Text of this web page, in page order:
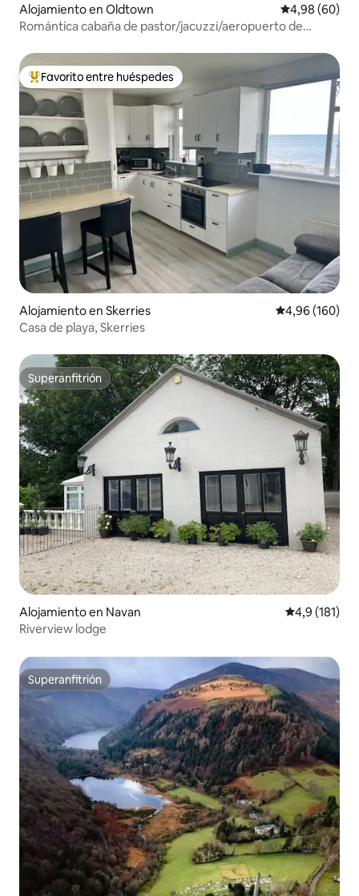
Alojamiento en Oldtown Calificación
4,98 (60)
Romántica cabaña de pastor/jacuzzi/aeropuerto de
Favorito entre los huéspedes más destacados
Favorito entre huéspedes
Alojamiento en Skerries Calificación
4,96 (160)
Casa de playa, Skerries
Superanfitrión
Superanfitrión
Alojamiento en Navan Calificación
4,9 (181)
Riverview lodge
Superanfitrión
Superanfitrión